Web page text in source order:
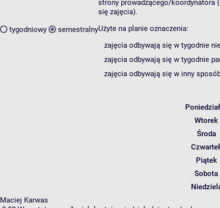
tygodniowy semestralny
strony prowadzącego/koordynatora
się zajęcia).
Użyte na planie oznaczenia:
zajęcia odbywają się w tygodnie
zajęcia odbywają się w tygodnie
zajęcia odbywają się w inny
Wtorek
Środa
Piątek
Sobota
Maciej Karwas